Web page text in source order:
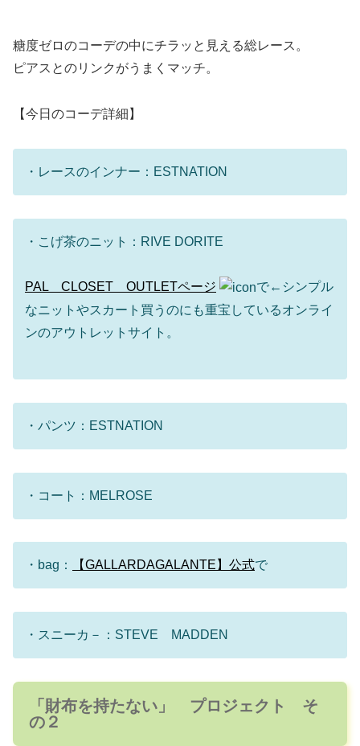
糖度ゼロのコーデの中にチラッと見える総レース。
ピアスとのリンクがうまくマッチ。
【今日のコーデ詳細】
・レースのインナー：ESTNATION
・こげ茶のニット：RIVE DORITE
PAL CLOSET OUTLETページ
で←シンプル
なニットやスカート買うのにも重宝しているオンライ
ンのアウトレットサイト。
・パンツ：ESTNATION
・コート：MELROSE
・bag： 【GALLARDAGALANTE】公式で
・スニーカ－：STEVE MADDEN
「財布を持たない」 プロジェクト そ
の２